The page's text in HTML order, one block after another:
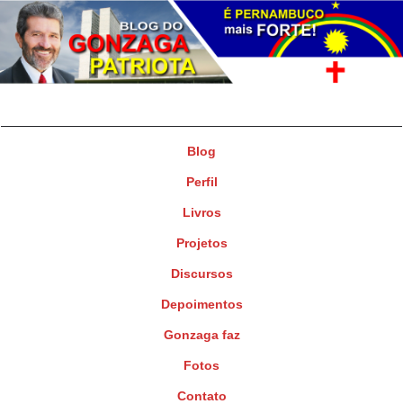
Blog
Perfil
Livros
Projetos
Discursos
Depoimentos
Gonzaga faz
Fotos
Contato